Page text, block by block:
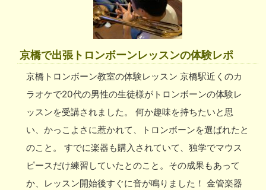
京橋で出張トロンボーンレッスンの体験レポ
京橋トロンボーン教室の体験レッスン 京橋駅近くのカ
ラオケで20代の男性の生徒様がトロンボーンの体験レ
ッスンを受講されました。 何か趣味を持ちたいと思
い、かっこよさに惹かれて、トロンボーンを選ばれたと
のこと。 すでに楽器も購入されていて、独学でマウス
ピースだけ練習していたとのこと。その成果もあって
か、レッスン開始後すぐに音が鳴りました！ 金管楽器